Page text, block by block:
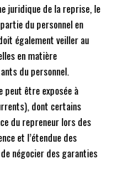
juridique de la reprise, le
du personnel en
également veiller au
en matière
du personnel.
peut être exposée à
dont certains
du repreneur lors des
et l’étendue des
négocier des garanties